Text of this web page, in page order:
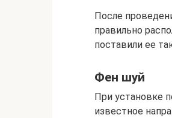
После
правильно
поставили ее
Фен шуй
При установке
известное